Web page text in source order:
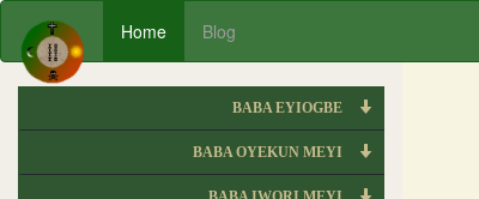
Home Blog
BABA EYIOGBE
BABA OYEKUN MEYI